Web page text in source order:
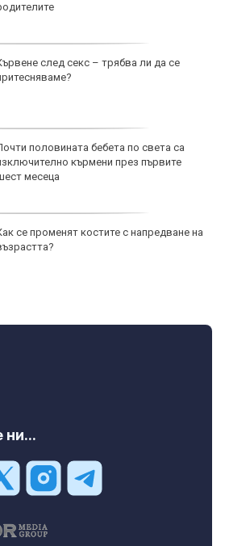
след секс – трябва ли да се
половината бебета по света са
кърмени през първите
месеца
се променят костите с напредване на
ни...